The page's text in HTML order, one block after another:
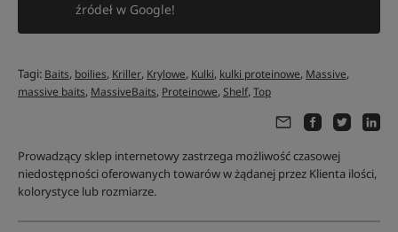
źródeł w Google!
Tagi: Baits, boilies, Kriller, Krylowe, Kulki, kulki proteinowe, Massive,
massive baits, MassiveBaits, Proteinowe,Shelf,Top
Prowadzący sklep internetowy zastrzega możliwość czasowej
niedostępności oferowanych towarów w żądanej przez Klienta ilości,
kolorystyce lub rozmiarze.